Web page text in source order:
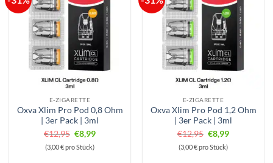
E-ZIGARETTE
Oxva Xlim Pro Pod 0,8 Ohm
| 3er Pack | 3ml
€12,95 Ursprünglicher
Preis
€8,99Aktueller
(3,00 € pro Stück)
E-ZIGARETTE
Oxva Xlim Pro Pod 1,2 Ohm
| 3er Pack | 3ml
€12,95 Ursprünglicher
Preis
€8,99Aktueller
(3,00 € pro Stück)